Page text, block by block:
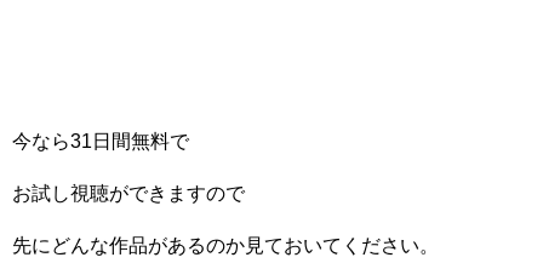
今なら31日間無料で
お試し視聴ができますので
先にどんな作品があるのか見ておいてください。